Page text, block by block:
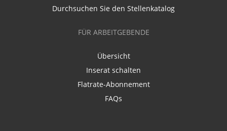
Durchsuchen Sie den Stellenkatalog
FÜR ARBEITGEBENDE
Übersicht
Inserat schalten
Flatrate-Abonnement
FAQs